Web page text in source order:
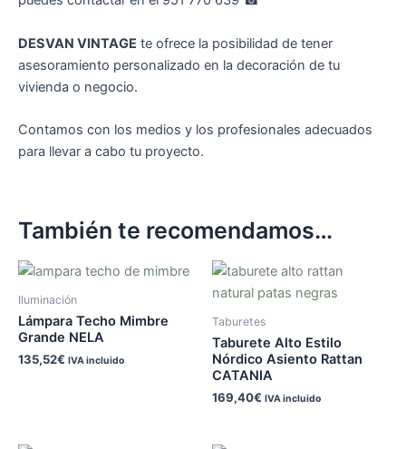
DESVAN VINTAGE te ofrece la posibilidad de tener
asesoramiento personalizado en la decoración de tu
vivienda o negocio.
Contamos con los medios y los profesionales adecuados
para llevar a cabo tu proyecto.
También te recomendamos…
Iluminación
Lámpara Techo Mimbre
Grande NELA
135,52€ IVA incluido
Taburetes
Taburete Alto Estilo
Nórdico Asiento Rattan
CATANIA
169,40€ IVA incluido